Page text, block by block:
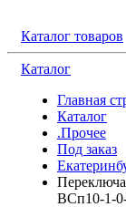
Каталог товаров
Каталог
Главная
Каталог
.Прочее
Под заказ
ВСп10-1-